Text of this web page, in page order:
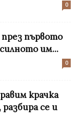
0
първото
им...
0
крачка
се и